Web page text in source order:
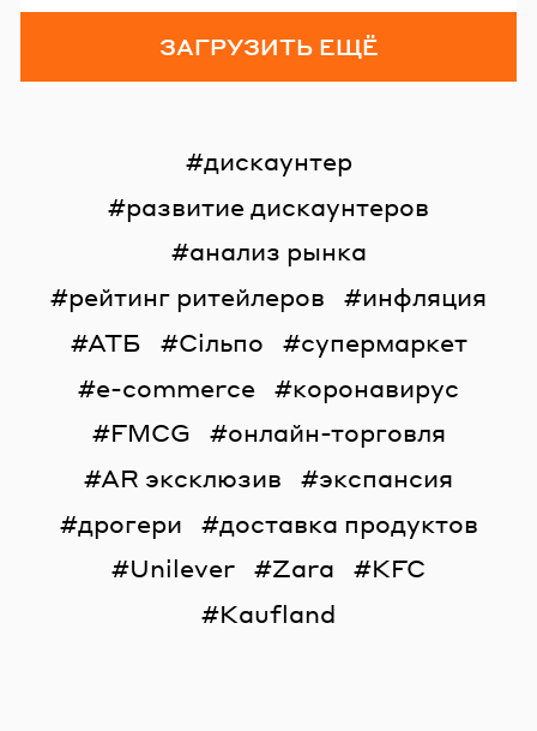
ЗАГРУЗИТЬ ЕЩЁ
дискаунтер
развитие дискаунтеров
анализ рынка
рейтинг ритейлеров
инфляция
АТБ
Сільпо
супермаркет
e-commerce
коронавирус
FMCG
онлайн-торговля
AR эксклюзив
экспансия
дрогери
доставка продуктов
Unilever
Zara
KFC
Kaufland